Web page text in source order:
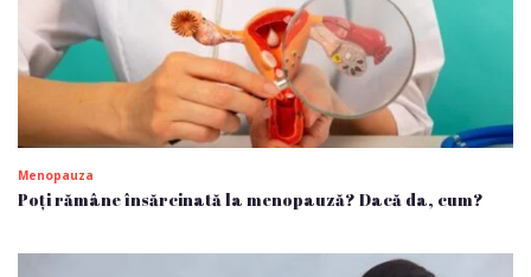
Menopauza
Poți rămâne însărcinată la menopauză? Dacă da, cum?